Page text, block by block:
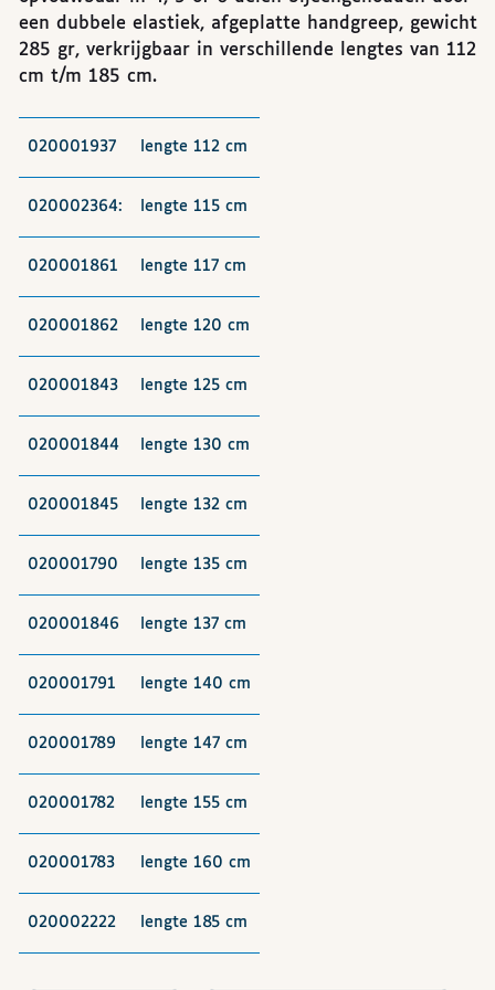
een dubbele elastiek, afgeplatte handgreep, gewicht
285 gr, verkrijgbaar in verschillende lengtes van 112
cm t/m 185 cm.
020001937 lengte 112 cm
020002364: lengte 115 cm
020001861 lengte 117 cm
020001862 lengte 120 cm
020001843 lengte 125 cm
020001844 lengte 130 cm
020001845 lengte 132 cm
020001790 lengte 135 cm
020001846 lengte 137 cm
020001791 lengte 140 cm
020001789 lengte 147 cm
020001782 lengte 155 cm
020001783 lengte 160 cm
020002222 lengte 185 cm